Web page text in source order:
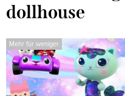
dollhouse
Mehr für weniger